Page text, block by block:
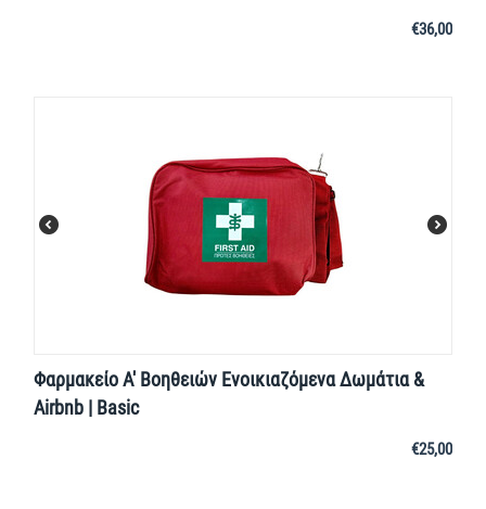
€36,00
Φαρμακείο Α' Βοηθειών Ενοικιαζόμενα Δωμάτια &
Airbnb | Basic
€25,00